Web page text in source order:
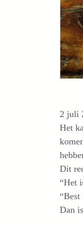
2 juli
Het
Dit
“Het
Dan